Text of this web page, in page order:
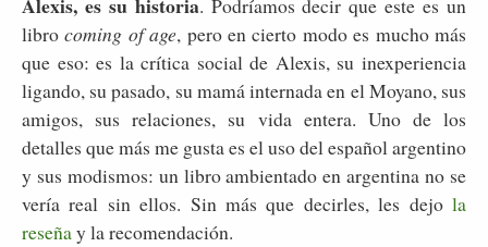
. Podríamos decir que este es un
librocoming of age, pero en cierto modo es mucho más
que eso: es la crítica social de Alexis, su inexperiencia
ligando, su pasado, su mamá internada en el Moyano, sus
amigos, sus relaciones, su vida entera. Uno de los
detalles que más me gusta es el uso del español argentino
y sus modismos: un libro ambientado en argentina no se
vería real sin ellos. Sin más que decirles, les dejo la
reseñay la recomendación.